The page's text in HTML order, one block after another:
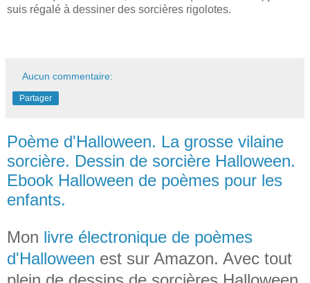
suis régalé à dessiner des sorcières rigolotes.
Aucun commentaire:
Partager
Poème d'Halloween. La grosse vilaine
sorcière. Dessin de sorcière Halloween.
Ebook Halloween de poèmes pour les
enfants.
Mon livre électronique de poèmes
d'Halloween est sur Amazon. Avec tout